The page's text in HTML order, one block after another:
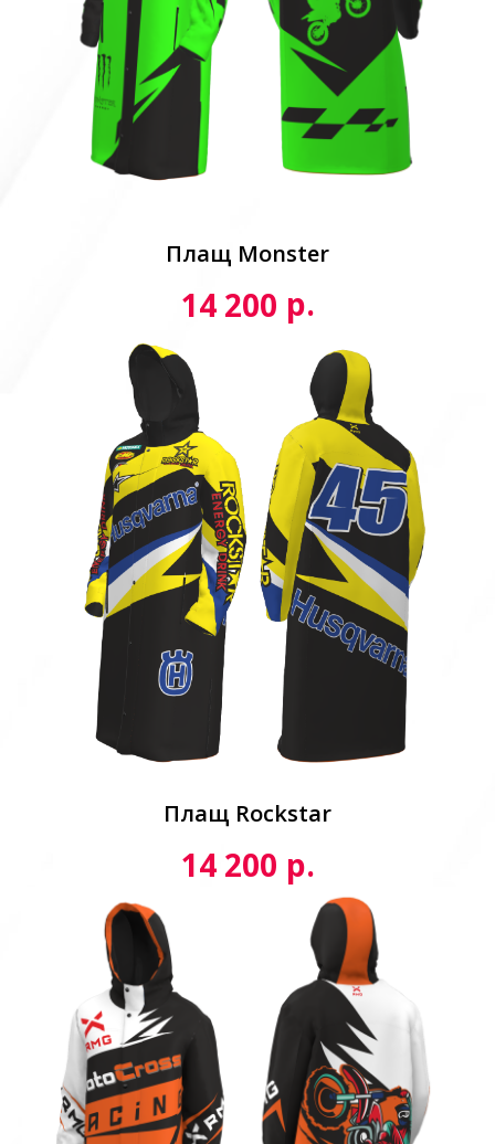
Плащ Monster
14 200 р.
Плащ Rockstar
14 200 р.